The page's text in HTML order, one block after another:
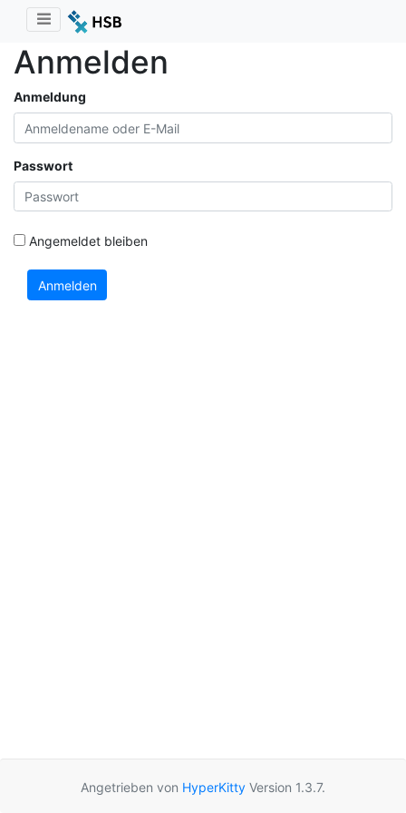
Anmelden
Anmeldung
Passwort
Angemeldet bleiben
Anmelden
Angetrieben von HyperKitty Version 1.3.7.